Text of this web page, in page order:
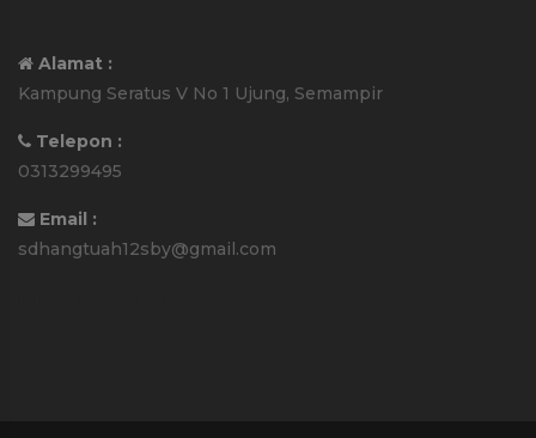
Alamat :
Kampung Seratus V No 1 Ujung, Semampir
Telepon :
0313299495
Email :
sdhangtuah12sby@gmail.com